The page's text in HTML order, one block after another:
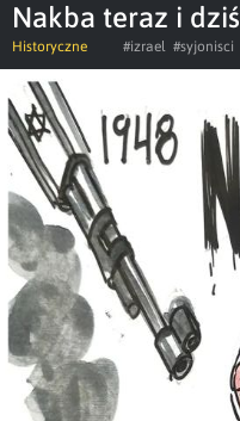
Nakba teraz i dziś
Historyczne #izrael #syjonisci